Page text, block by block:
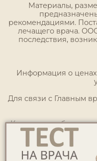
Материалы,
рекомендациями.
лечащего врача.
последствия,
Информация о
Для связи с Главным
Клиника не
просьбами
ИМЕЮТСЯ